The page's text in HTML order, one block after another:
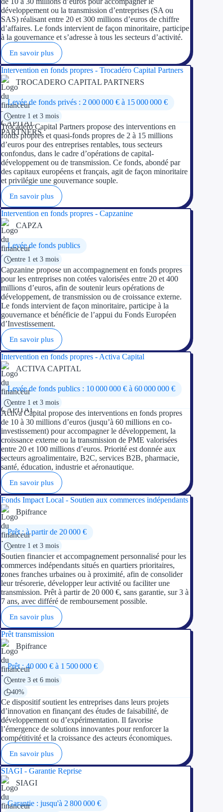
développement ou la transmission d’entreprises (SA ou
SAS) réalisant entre 20 et 300 millions d’euros de chiffre
d’affaires. Le fonds intervient de façon minoritaire, participe
à la gouvernance et s’adresse à tous les secteurs d’activité.
En savoir plus
Intervention en fonds propres - Trocadéro Capital Partners
TROCADERO CAPITAL PARTNERS
Levée de fonds privés : 2 000 000 € à 15 000 000 €
entre 1 et 3 mois
Trocadéro Capital Partners propose des interventions en
fonds propres et quasi-fonds propres de 2 à 15 millions
d’euros pour des entreprises rentables, tous secteurs
confondus, dans le cadre d’opérations de capital-
développement ou de transmission. Ce fonds, abondé par
des capitaux européens et français, agit de façon minoritaire
et privilégie une gouvernance souple.
En savoir plus
Intervention en fonds propres - Capzanine
CAPZA
Levée de fonds publics
entre 1 et 3 mois
Capzanine propose un accompagnement en fonds propres
pour les entreprises non cotées valorisées entre 20 et 400
millions d’euros, afin de soutenir leurs opérations de
développement, de transmission ou de croissance externe.
Le fonds intervient de façon minoritaire, participe à la
gouvernance et bénéficie de l’appui du Fonds Européen
d’Investissement.
En savoir plus
Intervention en fonds propres - Activa Capital
ACTIVA CAPITAL
Levée de fonds publics : 10 000 000 € à 60 000 000 €
entre 1 et 3 mois
Activa Capital propose des interventions en fonds propres
de 10 à 30 millions d’euros (jusqu’à 60 millions en co-
investissement) pour accompagner le développement, la
croissance externe ou la transmission de PME valorisées
entre 20 et 100 millions d’euros. Priorité est donnée aux
secteurs agroalimentaire, B2C, services B2B, pharmacie,
santé, éducation, industrie et aéronautique.
En savoir plus
Fonds Impact Local - Soutien aux commerces indépendants
Bpifrance
Prêt : à partir de 20 000 €
entre 1 et 3 mois
Soutien financier et accompagnement personnalisé pour les
commerces indépendants situés en quartiers prioritaires,
zones franches urbaines ou à proximité, afin de consolider
leur trésorerie, développer leur activité ou faciliter une
transmission. Prêt à partir de 20 000 €, sans garantie, sur 3 à
7 ans, avec différé de remboursement possible.
En savoir plus
Prêt transmission
Bpifrance
Prêt : 40 000 € à 1 500 000 €
entre 3 et 6 mois
40%
Ce dispositif soutient les entreprises dans leurs projets
d’innovation en finançant des études de faisabilité, de
développement ou d’expérimentation. Il favorise
l’émergence de solutions innovantes pour renforcer la
compétitivité et la croissance des acteurs économiques.
En savoir plus
SIAGI - Garantie Reprise
SIAGI
Garantie : jusqu'à 2 800 000 €